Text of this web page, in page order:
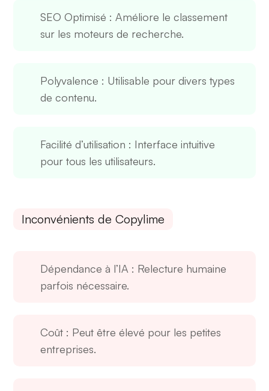
SEO Optimisé : Améliore le classement
sur les moteurs de recherche.
Polyvalence : Utilisable pour divers types
de contenu.
Facilité d’utilisation : Interface intuitive
pour tous les utilisateurs.
Inconvénients de Copylime
Dépendance à l’IA : Relecture humaine
parfois nécessaire.
Coût : Peut être élevé pour les petites
entreprises.